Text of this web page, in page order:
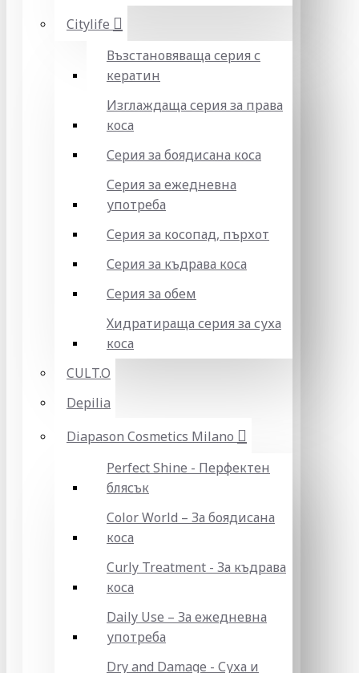
Citylife
Възстановяваща серия с
кератин
Изглаждаща серия за права
коса
Серия за боядисана коса
Серия за ежедневна
употреба
Серия за косопад, пърхот
Серия за къдрава коса
Серия за обем
Хидратираща серия за суха
коса
CULT.O
Depilia
Diapason Cosmetics Milano
Perfect Shine - Перфектен
блясък
Color World – За боядисана
коса
Curly Treatment - За къдрава
коса
Daily Use – За ежедневна
употреба
Dry and Damage - Суха и